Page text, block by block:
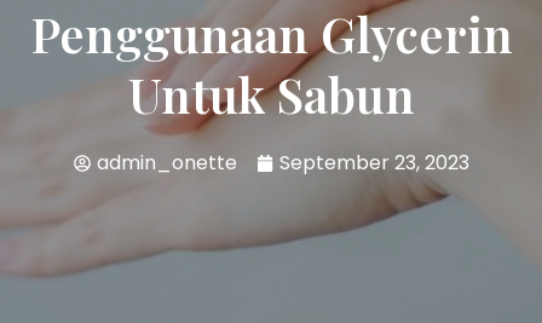
Penggunaan Glycerin
Untuk Sabun
admin_onette September 23, 2023